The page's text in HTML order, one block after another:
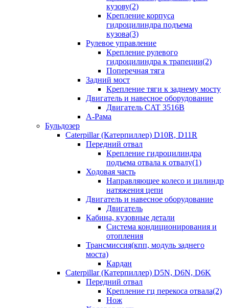
кузову(2)
Крепление корпуса
гидроцилиндра подъема
кузова(3)
Рулевое управление
Крепление рулевого
гидроцилиндра к трапеции(2)
Поперечная тяга
Задний мост
Крепление тяги к заднему мосту
Двигатель и навесное оборудование
Двигатель CAT 3516B
А-Рама
Бульдозер
Caterpillar (Катерпиллер) D10R, D11R
Передний отвал
Крепление гидроцилиндра
подъема отвала к отвалу(1)
Ходовая часть
Направляющее колесо и цилиндр
натяжения цепи
Двигатель и навесное оборудование
Двигатель
Кабина, кузовные детали
Система кондиционирования и
отопления
Трансмиссия(кпп, модуль заднего
моста)
Кардан
Caterpillar (Катерпиллер) D5N, D6N, D6K
Передний отвал
Крепление гц перекоса отвала(2)
Нож